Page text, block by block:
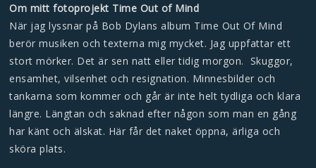
Om mitt fotoprojekt Time Out of Mind
När jag lyssnar på Bob Dylans album Time Out Of Mind
berör musiken och texterna mig mycket. Jag uppfattar ett
stort mörker. Det är sen natt eller tidig morgon. Skuggor,
ensamhet, vilsenhet och resignation. Minnesbilder och
tankarna som kommer och går är inte helt tydliga och klara
längre. Längtan och saknad efter någon som man en gång
har känt och älskat. Här får det naket öppna, ärliga och
sköra plats.